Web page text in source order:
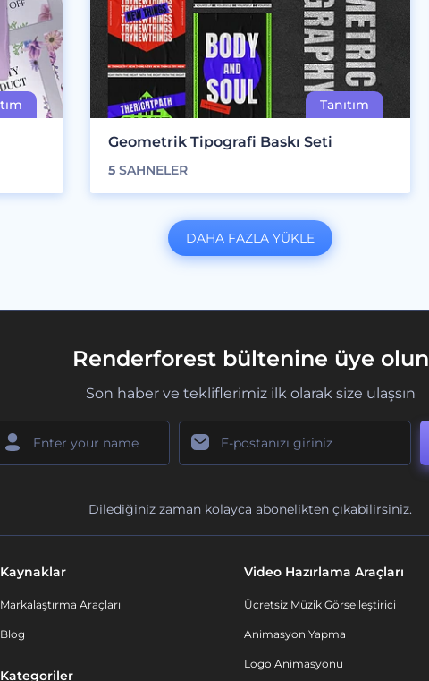
Geometrik Tipografi Baskı Seti
5 SAHNELER
DAHA FAZLA YÜKLE
Renderforest bültenine üye olun
Son haber ve tekliflerimiz ilk olarak size ulaşsın
Dilediğiniz zaman kolayca abonelikten çıkabilirsiniz.
Kaynaklar
Markalaştırma Araçları
Blog
Kategoriler
Video Hazırlama Araçları
Ücretsiz Müzik Görselleştirici
Animasyon Yapma
Logo Animasyonu